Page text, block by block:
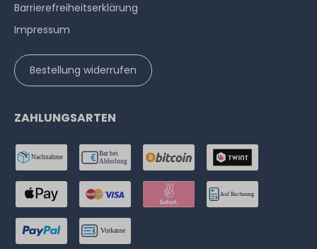
Barrierefreiheitserklärung
Impressum
Bestellung widerrufen
ZAHLUNGSARTEN